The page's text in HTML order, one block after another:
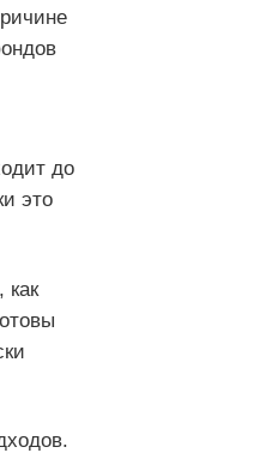
до
это
как